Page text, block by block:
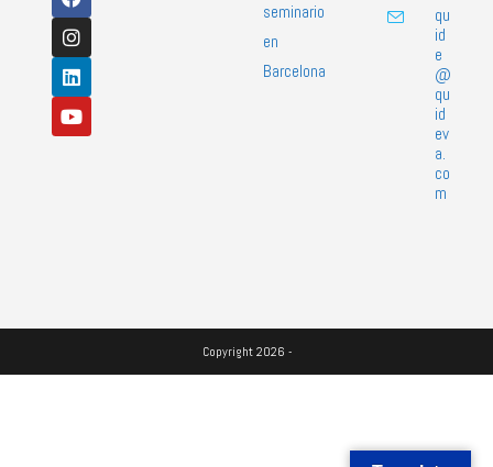
seminario
en
Barcelona
qu
id
e
@
qu
id
ev
a.
co
m
Copyright 2026 -